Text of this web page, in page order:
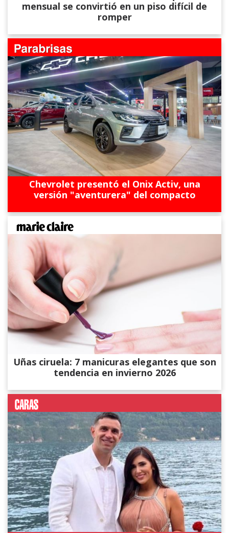
mensual se convirtió en un piso difícil de
romper
Chevrolet presentó el Onix Activ, una
versión "aventurera" del compacto
Uñas ciruela: 7 manicuras elegantes que son
tendencia en invierno 2026